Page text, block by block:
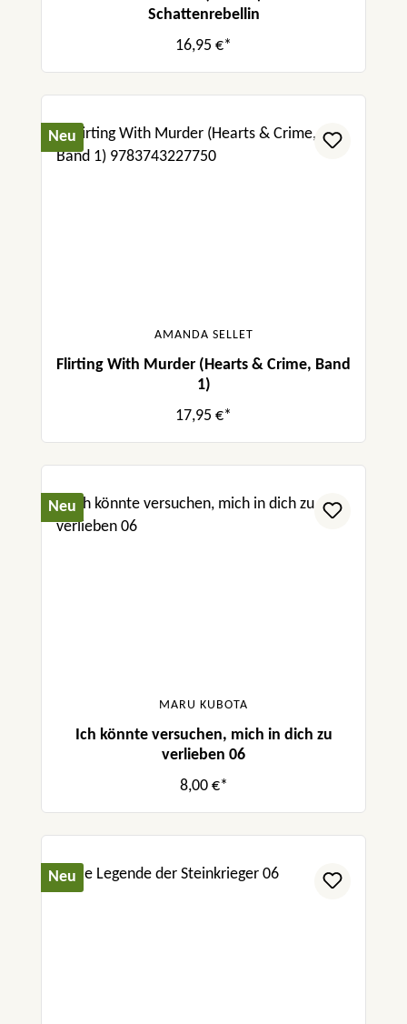
Schattenrebellin
16,95 €*
Neu
AMANDA SELLET
Flirting With Murder (Hearts & Crime, Band
1)
17,95 €*
Neu
MARU KUBOTA
Ich könnte versuchen, mich in dich zu
verlieben 06
8,00 €*
Neu